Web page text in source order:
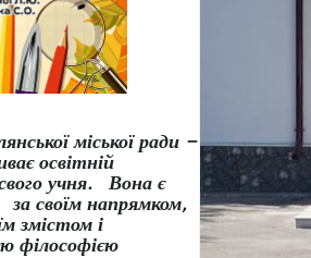
міської ради –
освітній
учня.
Вона є
за своїм напрямком,
змістом і
філософією